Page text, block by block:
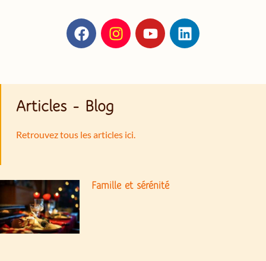
Articles - Blog
Retrouvez tous les articles ici.
Famille et sérénité